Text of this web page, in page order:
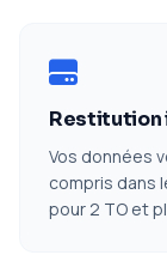
Restitution
Vos données
compris dans
pour 2 TO et